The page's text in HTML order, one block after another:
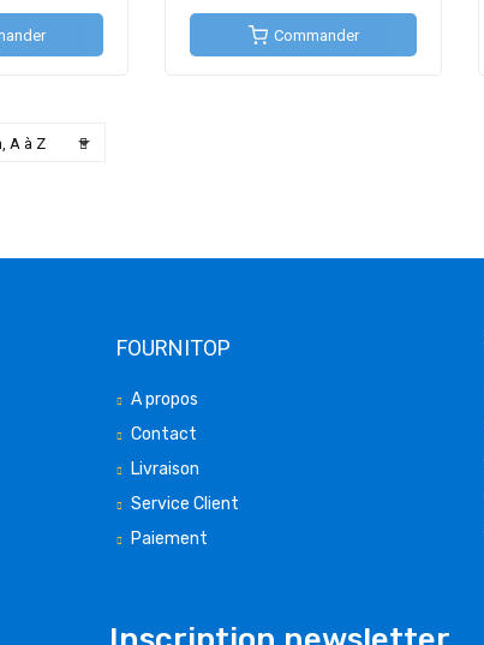
Commander
A à Z 
FOURNITOP
A propos
Contact
Livraison
Service Client
Paiement